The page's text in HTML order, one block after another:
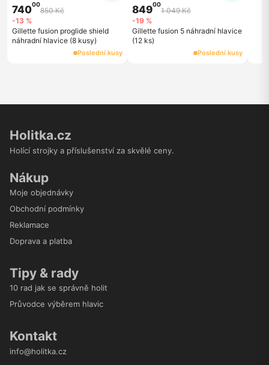
74000
850 Kč
-13 %
Gillette fusion proglide shield
náhradní hlavice (8 kusy)
Poslední kusy
84900
1 049 Kč
-19 %
Gillette fusion 5 náhradní hlavice
(12 ks)
Poslední kusy
Holitka.cz
Holící strojky a příslušenství za skvělé ceny.
Nákup
Moje objednávky
Obchodní podmínky
Reklamace
Doprava a platba
Tipy & rady
10 rad jak se správně holit
Průvodce výběrem hlavic
Kontakt
info@holitka.cz